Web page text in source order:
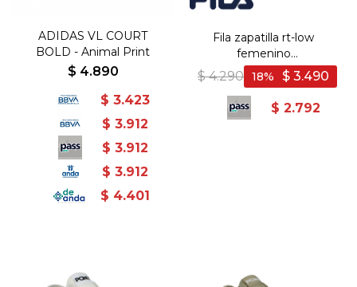
ADIDAS VL COURT
BOLD - Animal Print
$ 4.890
$ 3.423
$ 3.912
$ 3.912
$ 3.912
$ 4.401
Fila zapatilla rt-low
femenino
blanco/rosa/passion flower
- Blanco-Rosado
$ 4.290 $ 3.490
18
$ 2.792